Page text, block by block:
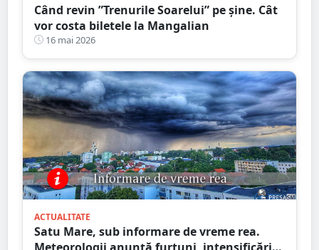
Când revin ”Trenurile Soarelui” pe şine. Cât
vor costa biletele la Mangalian
16 mai 2026
ACTUALITATE
Satu Mare, sub informare de vreme rea.
Meteorologii anunță furtuni, intensificări